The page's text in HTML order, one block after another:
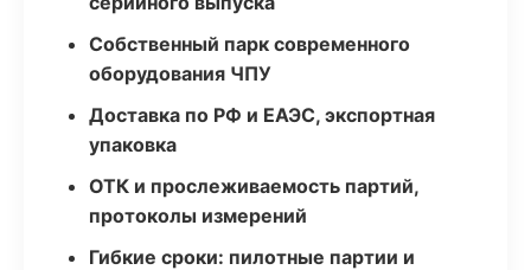
Собственный парк современного
оборудования ЧПУ
Доставка по РФ и ЕАЭС, экспортная
упаковка
ОТК и прослеживаемость партий,
протоколы измерений
Гибкие сроки: пилотные партии и